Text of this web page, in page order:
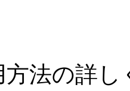
法の詳し